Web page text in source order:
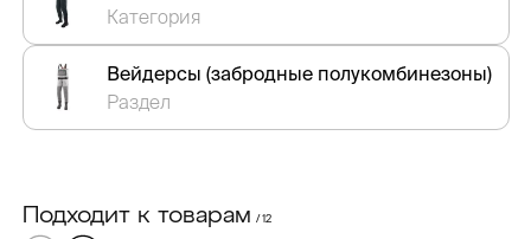
Категория
Вейдерсы (забродные полукомбинезоны)
Раздел
Подходит к товарам / 12